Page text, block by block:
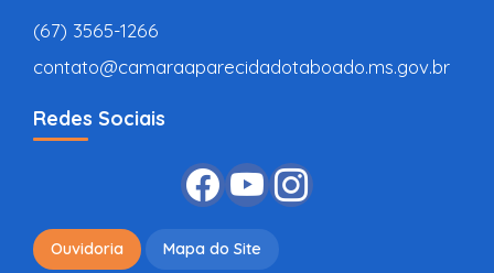
(67) 3565-1266
contato@camaraaparecidadotaboado.ms.gov.br
Redes Sociais
Ouvidoria Mapa do Site